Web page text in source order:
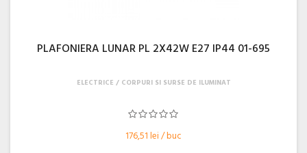
PLAFONIERA LUNAR PL 2X42W E27 IP44 01-695
176,51 lei / buc
ELECTRICE CORPURI SI SURSE DE ILUMINAT